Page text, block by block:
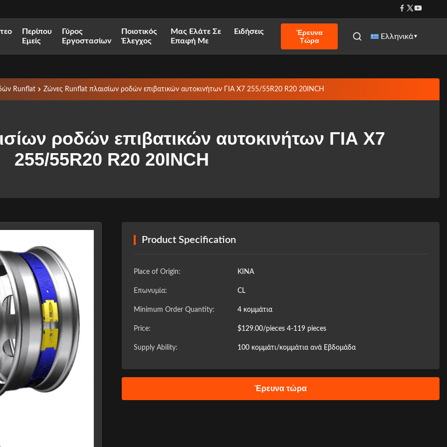
Περίπου
Εμείς
Γύρος
Εργοστασίων
Ποιοτικός
Έλεγχος
Μας Ελάτε Σε
Επαφή Με
Ειδήσεις
Έρευνα
Τώρα
Ελληνικά ▼
Runflat Ζώνες Runflat πλαισίων ροδών επιβατικών αυτοκινήτων ΓΙΑ X7 255/55R20 R20 20INCH
ροδών επιβατικών αυτοκινήτων ΓΙΑ X7
255/55R20 R20 20INCH
Product Specification
Place of Origin: ΚΙΝΑ
Επωνυμία: CL
Minimum Order Quantity: 4 κομμάτια
Price: $129.00/pieces 4-119 pieces
Supply Ability: 100 κομμάτι/κομμάτια ανά Εβδομάδα
Έρευνα τώρα